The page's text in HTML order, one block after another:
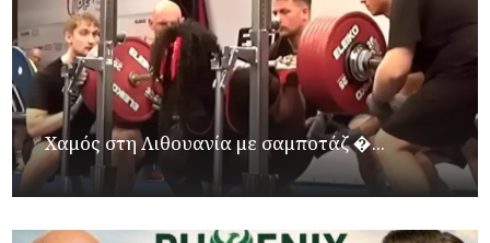
Χαμός στη Λιθουανία με σαμποτάζ �...